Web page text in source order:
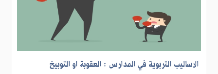
الاساليب التربوية في المدارس : العقوبة او التوبيخ